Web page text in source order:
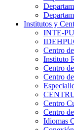
Institutos y
INTE-
Centro
Instituto
Centro
Centro
Centro
Centro
Idiomas